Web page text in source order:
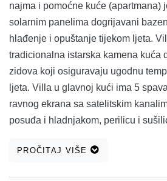
najma i pomoćne kuće (apartmana) još 2+1 osobu. Veliki i
solarnim panelima dogrijavani
hlađenje i opuštanje tijekom ljeta.
tradicionalna istarska kamena kuća
zidova koji osiguravaju ugodnu
ljeta. Villa u glavnoj kući ima 5
ravnog ekrana sa satelitskim
posuđa i hladnjakom, perilicu i
bežičnim brzim pristupom internetu i
PROČITAJ VIŠE